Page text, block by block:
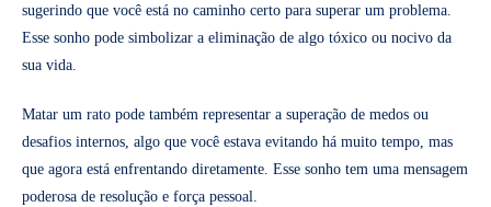
sugerindo que você está no caminho certo para superar um problema.
Esse sonho pode simbolizar a eliminação de algo tóxico ou nocivo da
sua vida.
Matar um rato pode também representar a superação de medos ou
desafios internos, algo que você estava evitando há muito tempo, mas
que agora está enfrentando diretamente. Esse sonho tem uma mensagem
poderosa de resolução e força pessoal.